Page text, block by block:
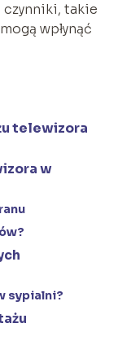
czynniki, takie
wpłynąć
telewizora
w
sypialni?